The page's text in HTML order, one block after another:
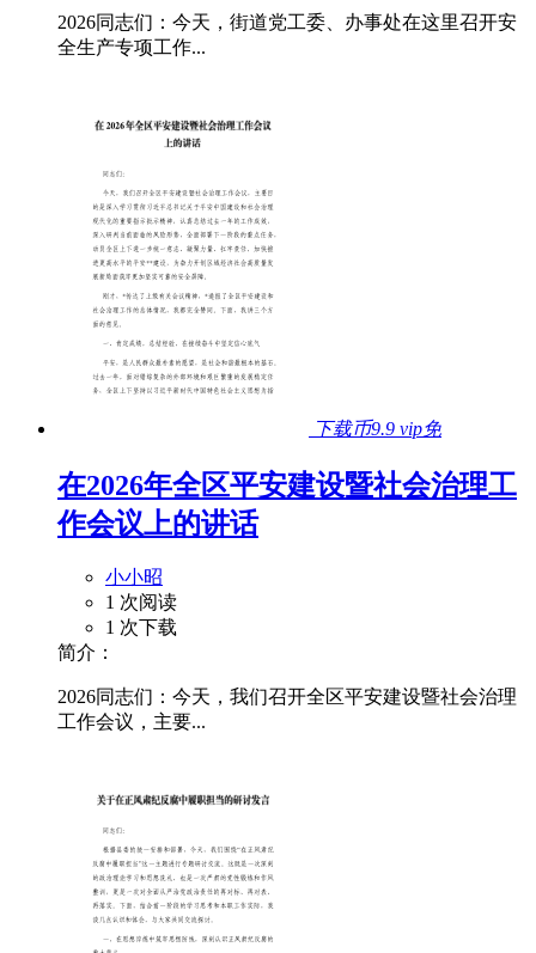
2026同志们：今天，街道党工委、办事处在这里召开安
全生产专项工作...
下载币9.9 vip免
在2026年全区平安建设暨社会治理工
作会议上的讲话
小小昭
1 次阅读
1 次下载
简介：
2026同志们：今天，我们召开全区平安建设暨社会治理
工作会议，主要...